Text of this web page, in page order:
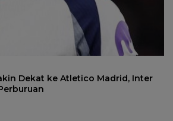
Dekat ke Atletico Madrid, Inter